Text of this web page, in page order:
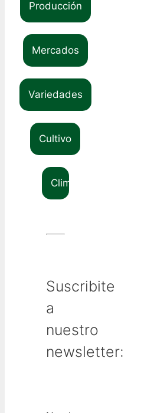
Producción
Mercados
Variedades
Cultivo
Clima
Suscribite
a
nuestro
newsletter: